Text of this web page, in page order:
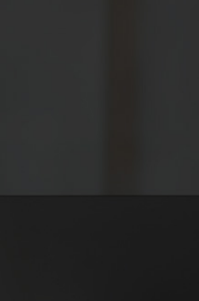
规定设置账簿，根据合法、有效
规定的保管期限保管账簿、记账
得伪造、变造或者擅自损毁。此
依法开具、使用、取得和保管发
、会计处理办法和会计核算软件